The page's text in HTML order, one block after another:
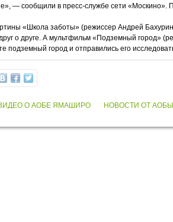
— сообщили в пресс-службе сети «Москино».
«Школа заботы» (режиссер Андрей
о друге. А мультфильм «Подземный город»
подземный город и отправились его
О АОБЕ ЯМАШИРО НОВОСТИ ОТ